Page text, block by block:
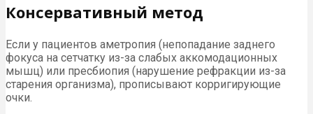
Консервативный метод
Если у пациентов аметропия (непопадание заднего
фокуса на сетчатку из-за слабых аккомодационных
мышц) или пресбиопия (нарушение рефракции из-за
старения организма), прописывают корригирующие
очки.